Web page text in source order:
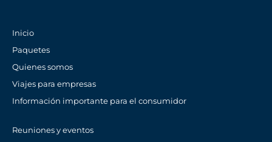
Inicio
Paquetes
Quienes somos
Viajes para empresas
Información importante para el consumidor
Reuniones y eventos